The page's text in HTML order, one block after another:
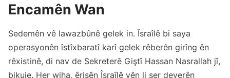
Encamên Wan
Sedemên vê lawazbûnê gelek in. Îsraîlê bi saya
operasyonên îstîxbaratî karî gelek rêberên girîng ên
rêxistinê, di nav de Sekreterê Giştî Hassan Nasrallah jî,
bikuje. Her wiha, êrişên Îsraîlê yên li ser deverên